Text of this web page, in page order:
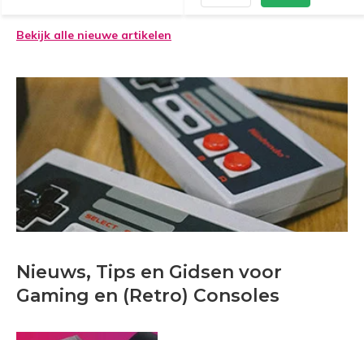
Bekijk alle nieuwe artikelen
Nieuws, Tips en Gidsen voor
Gaming en (Retro) Consoles